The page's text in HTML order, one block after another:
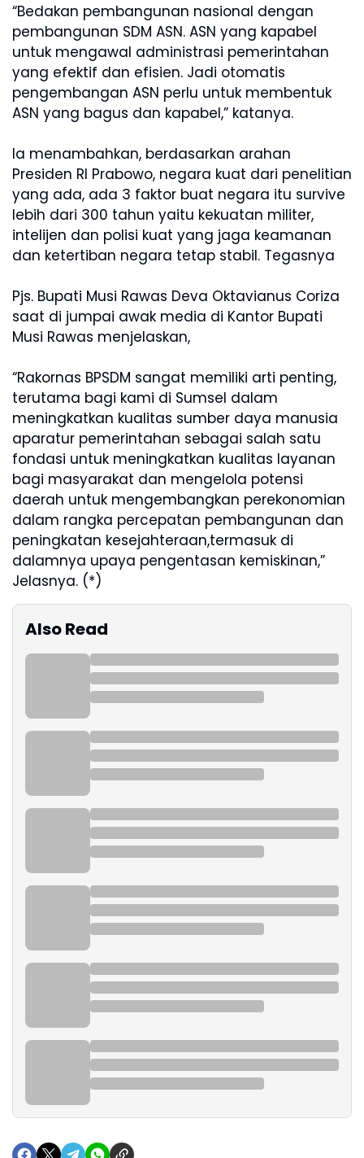
“Bedakan pembangunan nasional dengan
pembangunan SDM ASN. ASN yang kapabel
untuk mengawal administrasi pemerintahan
yang efektif dan efisien. Jadi otomatis
pengembangan ASN perlu untuk membentuk
ASN yang bagus dan kapabel,” katanya.
Ia menambahkan, berdasarkan arahan
Presiden RI Prabowo, negara kuat dari penelitian
yang ada, ada 3 faktor buat negara itu survive
lebih dari 300 tahun yaitu kekuatan militer,
intelijen dan polisi kuat yang jaga keamanan
dan ketertiban negara tetap stabil. Tegasnya
Pjs. Bupati Musi Rawas Deva Oktavianus Coriza
saat di jumpai awak media di Kantor Bupati
Musi Rawas menjelaskan,
“Rakornas BPSDM sangat memiliki arti penting,
terutama bagi kami di Sumsel dalam
meningkatkan kualitas sumber daya manusia
aparatur pemerintahan sebagai salah satu
fondasi untuk meningkatkan kualitas layanan
bagi masyarakat dan mengelola potensi
daerah untuk mengembangkan perekonomian
dalam rangka percepatan pembangunan dan
peningkatan kesejahteraan,termasuk di
dalamnya upaya pengentasan kemiskinan,”
Jelasnya. (*)
Also Read